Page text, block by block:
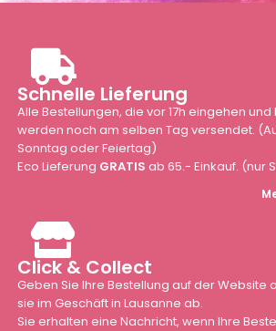
Schnelle Lieferung
Alle Bestellungen, die vor 17h eingehen
werden noch am selben Tag versendet.
Sonntag oder Feiertag)
Eco Lieferung GRATIS ab 65.- Einkauf. (nur
Click & Collect
Geben Sie Ihre Bestellung auf der Website
sie im Geschäft in Lausanne ab.
Sie erhalten eine Nachricht, wenn Ihre